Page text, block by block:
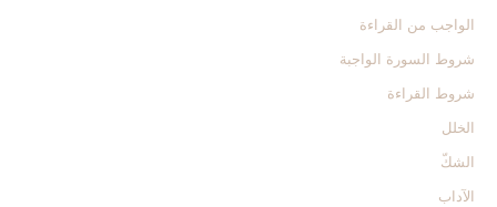
الواجب من القراءة
شروط السورة الواجبة
شروط القراءة
الخلل
الشكّ
الآداب